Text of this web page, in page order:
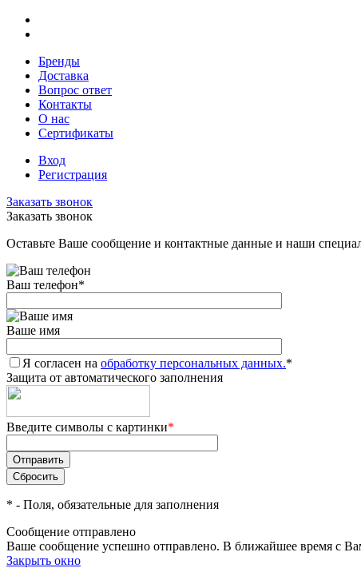
Бренды
Доставка
Вопрос ответ
Контакты
О нас
Сертификаты
Вход
Регистрация
Заказать звонок
Заказать звонок
Оставьте Ваше сообщение и контактные данные и наши
Ваш телефон*
Ваше имя
Я согласен на обработку персональных данных.*
Защита от автоматического заполнения
Введите символы с картинки*
* - Поля, обязательные для заполнения
Сообщение отправлено
Ваше сообщение успешно отправлено. В ближайшее время с
Закрыть окно